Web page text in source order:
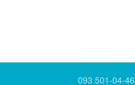
093 501-04-46